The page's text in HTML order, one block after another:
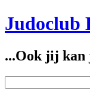
Judoclub
...Ook jij kan